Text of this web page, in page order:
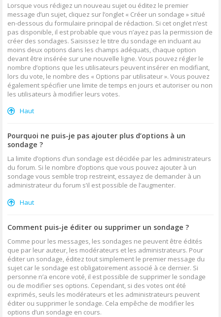
Lorsque vous rédigez un nouveau sujet ou éditez le premier
message d’un sujet, cliquez sur l’onglet « Créer un sondage » situé
en-dessous du formulaire principal de rédaction. Si cet onglet n’est
pas disponible, il est probable que vous n’ayez pas la permission de
créer des sondages. Saisissez le titre du sondage en incluant au
moins deux options dans les champs adéquats, chaque option
devant être insérée sur une nouvelle ligne. Vous pouvez régler le
nombre d’options que les utilisateurs peuvent insérer en modifiant,
lors du vote, le nombre des « Options par utilisateur ». Vous pouvez
également spécifier une limite de temps en jours et autoriser ou non
les utilisateurs à modifier leurs votes.
Haut
Pourquoi ne puis-je pas ajouter plus d’options à un
sondage ?
La limite d’options d’un sondage est décidée par les administrateurs
du forum. Si le nombre d’options que vous pouvez ajouter à un
sondage vous semble trop restreint, essayez de demander à un
administrateur du forum s’il est possible de l’augmenter.
Haut
Comment puis-je éditer ou supprimer un sondage ?
Comme pour les messages, les sondages ne peuvent être édités
que par leur auteur, les modérateurs et les administrateurs. Pour
éditer un sondage, éditez tout simplement le premier message du
sujet car le sondage est obligatoirement associé à ce dernier. Si
personne n’a encore voté, il est possible de supprimer le sondage
ou de modifier ses options. Cependant, si des votes ont été
exprimés, seuls les modérateurs et les administrateurs peuvent
éditer ou supprimer le sondage. Cela empêche de modifier les
options d’un sondage en cours.